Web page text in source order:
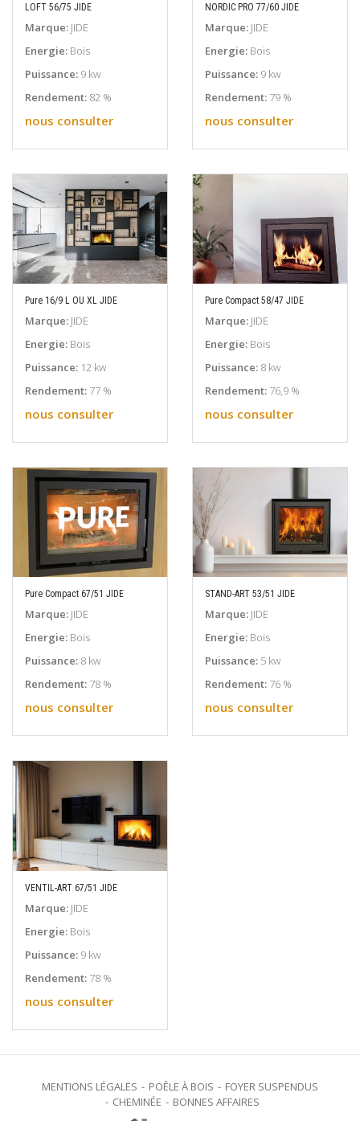
EN SAVOIR PLUS
LOFT 56/75 JIDE
Marque: JIDE
Energie: Bois
Puissance: 9 kw
Rendement: 82 %
nous consulter
EN SAVOIR PLUS
NORDIC PRO 77/60 JIDE
Marque: JIDE
Energie: Bois
Puissance: 9 kw
Rendement: 79 %
nous consulter
EN SAVOIR PLUS
Pure 16/9 L OU XL JIDE
Marque: JIDE
Energie: Bois
Puissance: 12 kw
Rendement: 77 %
nous consulter
EN SAVOIR PLUS
Pure Compact 58/47 JIDE
Marque: JIDE
Energie: Bois
Puissance: 8 kw
Rendement: 76,9 %
nous consulter
EN SAVOIR PLUS
Pure Compact 67/51 JIDE
Marque: JIDE
Energie: Bois
Puissance: 8 kw
Rendement: 78 %
nous consulter
EN SAVOIR PLUS
STAND-ART 53/51 JIDE
Marque: JIDE
Energie: Bois
Puissance: 5 kw
Rendement: 76 %
nous consulter
EN SAVOIR PLUS
VENTIL-ART 67/51 JIDE
Marque: JIDE
Energie: Bois
Puissance: 9 kw
Rendement: 78 %
nous consulter
MENTIONS LÉGALES POÊLE À BOIS
FOYER SUSPENDUS
CHEMINÉE
BONNES AFFAIRES